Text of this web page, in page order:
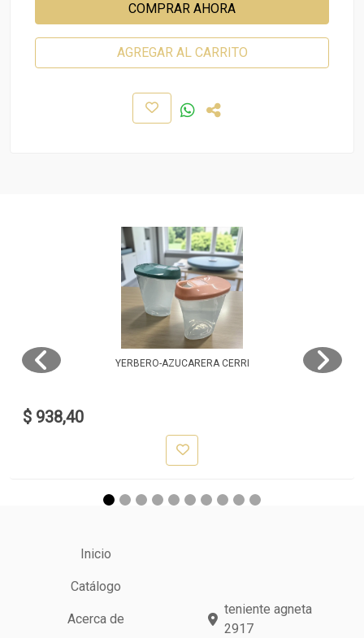
COMPRAR AHORA
AGREGAR AL CARRITO
YERBERO-AZUCARERA CERRI
$ 938,40
Inicio
Catálogo
Acerca de
teniente agneta
2917